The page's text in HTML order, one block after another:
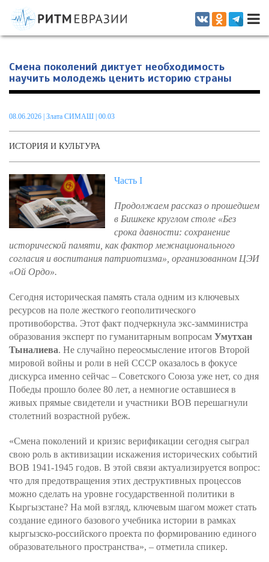
Информационно-аналитическое издание, посвященное актуальным
проблемам интеграции на постсоветском пространстве
Смена поколений диктует необходимость
научить молодежь ценить историю страны
08.06.2026 Злата СИМАШ | 00.03
ИСТОРИЯ И КУЛЬТУРА
Часть I
Продолжаем рассказ о прошедшем
в Бишкеке круглом столе «Без
срока давности: сохранение
исторической памяти, как фактор межнационального
согласия и воспитания патриотизма», организованном ЦЭИ
«Ой Ордо».
Сегодня историческая память стала одним из ключевых
ресурсов на поле жесткого геополитического
противоборства. Этот факт подчеркнула экс-замминистра
образования эксперт по гуманитарным вопросам Умутхан
Тыналиева. Не случайно переосмысление итогов Второй
мировой войны и роли в ней СССР оказалось в фокусе
дискурса именно сейчас – Советского Союза уже нет, со дня
Победы прошло более 80 лет, а немногие оставшиеся в
живых прямые свидетели и участники ВОВ перешагнули
столетний возрастной рубеж.
«Смена поколений и кризис верификации сегодня сыграл
свою роль в активизации искажения исторических событий
ВОВ 1941-1945 годов. В этой связи актуализируется вопрос:
что для предотвращения этих деструктивных процессов
можно сделать на уровне государственной политики в
Кыргызстане? На мой взгляд, ключевым шагом может стать
создание единого базового учебника истории в рамках
кыргызско-российского проекта по формированию единого
образовательного пространства», – отметила спикер.